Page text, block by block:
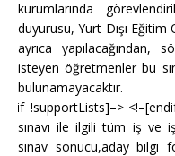
kurumlarında
duyurusu, Yurt Dışı
ayrıca
isteyen öğretmenler bu
bulunamayacaktır.
!supportLists]–>
sınavı ile ilgili tüm iş ve
sınav sonucu,aday bilgi